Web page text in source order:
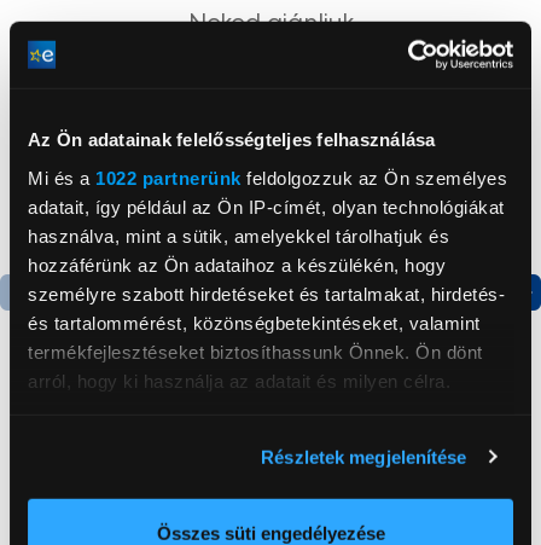
Az Ön adatainak felelősségteljes felhasználása
Mi és a 1022 partnerünk feldolgozzuk az Ön személyes
adatait, így például az Ön IP-címét, olyan technológiákat
használva, mint a sütik, amelyekkel tárolhatjuk és
hozzáférünk az Ön adataihoz a készülékén, hogy
személyre szabott hirdetéseket és tartalmakat, hirdetés-
és tartalommérést, közönségbetekintéseket, valamint
termékfejlesztéseket biztosíthassunk Önnek. Ön dönt
arról, hogy ki használja az adatait és milyen célra.
elhelyezkedéséről pár méteres pontossággal
Az Ön készülékén beazonosítása annak konkrét
Részletek megjelenítése
Összes süti engedélyezése
Neked ajánljuk
Termék adatlap Termék adatlap
kombinált hűtőszekrény